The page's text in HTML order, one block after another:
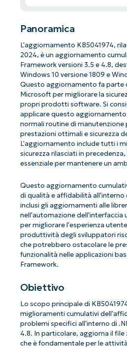
Panoramica
L'aggiornamento KB5041974,
2024, è un aggiornamento
Framework versioni 3.5 e 4.8,
Windows 10 versione 1809 e
Questo aggiornamento fa parte
Microsoft per migliorare la
propri prodotti software. Si
applicare questo
normali routine di manutenzione
prestazioni ottimali e sicurezza
L'aggiornamento include tutti i
sicurezza rilasciati in
essenziale per mantenere un
Questo aggiornamento
di qualità e affidabilità all'interno
inclusi gli aggiornamenti alle
nell'automazione
per migliorare l'esperienza
produttività degli sviluppatori
che potrebbero ostacolare le
funzionalità nelle applicazioni
Framework.
Obiettivo
Lo scopo principale di
miglioramenti cumulativi
problemi specifici all'interno di
4.8. In particolare, aggiorna il file
che è fondamentale per le